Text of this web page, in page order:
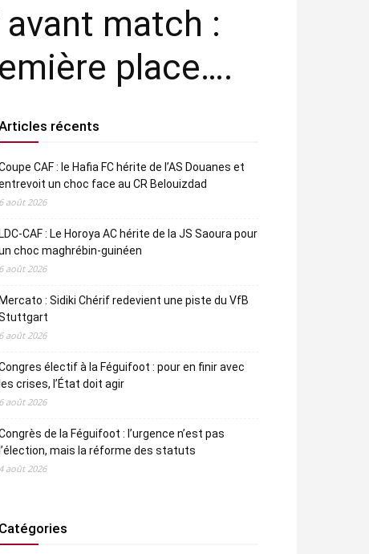
match :
place….
récents
CAF : le Hafia FC hérite de l’AS Douanes et
un choc face au CR Belouizdad
6 août 2026
LDC-CAF : Le Horoya AC hérite de la JS Saoura pour
choc maghrébin-guinéen
6 août 2026
Mercato : Sidiki Chérif redevient une piste du VfB
6 août 2026
électif à la Féguifoot : pour en finir avec
les crises, l’État doit agir
6 août 2026
de la Féguifoot : l’urgence n’est pas
l’élection, mais la réforme des statuts
4 août 2026
Catégories